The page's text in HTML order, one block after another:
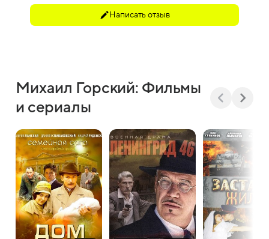
Написать отзыв
Михаил Горский: Фильмы
и сериалы